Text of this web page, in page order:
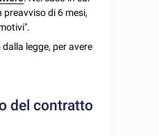
preavviso di 6 mesi,
legge, per avere
del contratto